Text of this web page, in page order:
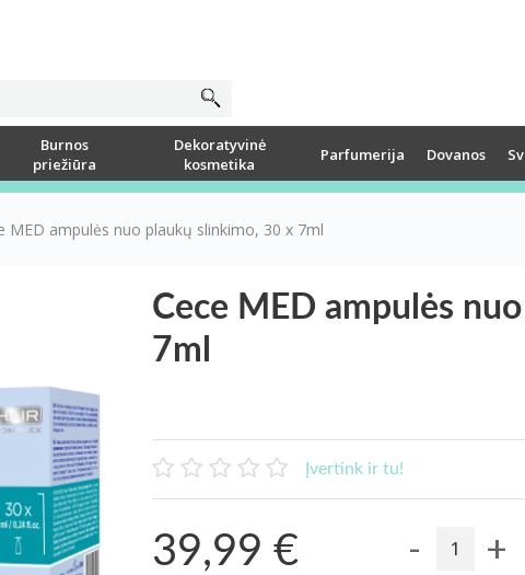
Burnos
priežiūra
Dekoratyvinė
kosmetika
Parfumerija Dovanos
MED ampulės nuo plaukų slinkimo, 30 x 7ml
Cece MED ampulės
7ml
Įvertink ir tu!
39,99 € - +